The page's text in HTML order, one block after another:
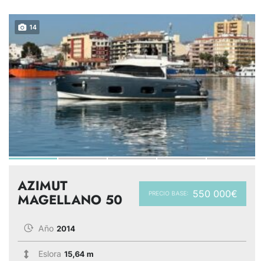
14
PRECIO BASE: 550 000€
AZIMUT
MAGELLANO 50
Año 2014
Eslora 15,64 m